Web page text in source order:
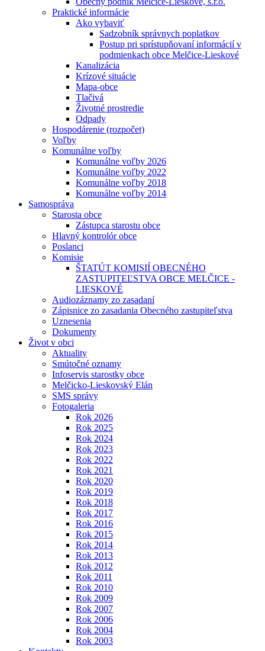
Praktické informácie
Ako vybaviť
Sadzobník správnych poplatkov
Postup pri sprístupňovaní informácií v
podmienkach obce Melčice-Lieskové
Kanalizácia
Krízové situácie
Mapa-obce
Tlačivá
Životné prostredie
Odpady
Hospodárenie (rozpočet)
Voľby
Komunálne voľby
Komunálne voľby 2026
Komunálne voľby 2022
Komunálne voľby 2018
Komunálne voľby 2014
Samospráva
Starosta obce
Zástupca starostu obce
Hlavný kontrolór obce
Poslanci
Komisie
ŠTATÚT KOMISIÍ OBECNÉHO
ZASTUPITEĽSTVA OBCE MELČICE -
LIESKOVÉ
Audiozáznamy zo zasadaní
Zápisnice zo zasadania Obecného zastupiteľstva
Uznesenia
Dokumenty
Život v obci
Aktuality
Smútočné oznamy
Infoservis starostky obce
Melčicko-Lieskovský Elán
SMS správy
Fotogaleria
Rok 2026
Rok 2025
Rok 2024
Rok 2023
Rok 2022
Rok 2021
Rok 2020
Rok 2019
Rok 2018
Rok 2017
Rok 2016
Rok 2015
Rok 2014
Rok 2013
Rok 2012
Rok 2011
Rok 2010
Rok 2009
Rok 2007
Rok 2006
Rok 2004
Rok 2003